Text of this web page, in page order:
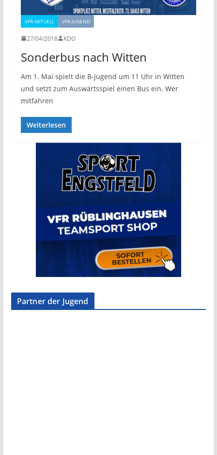
VFR AKTUELL VFR-JUGEND
27/04/2018 KDO
Sonderbus nach Witten
Am 1. Mai spielt die B-Jugend um 11 Uhr in Witten
und setzt zum Auswärtsspiel einen Bus ein. Wer
mitfahren
Weiterlesen
Partner der Jugend